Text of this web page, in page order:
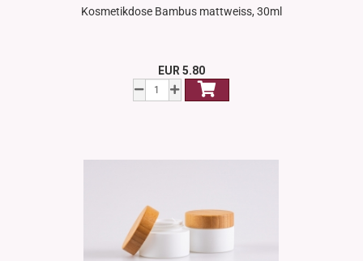
Kosmetikdose Bambus mattweiss, 30ml
EUR 5.80